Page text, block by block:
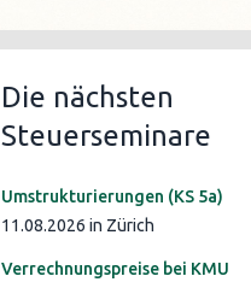
Die nächsten
Steuerseminare
Umstrukturierungen (KS 5a)
11.08.2026 in Zürich
Verrechnungspreise bei KMU